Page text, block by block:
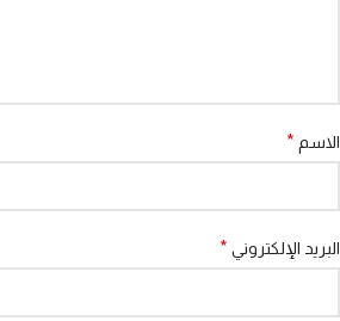
الاسم *
البريد الإلكتروني *